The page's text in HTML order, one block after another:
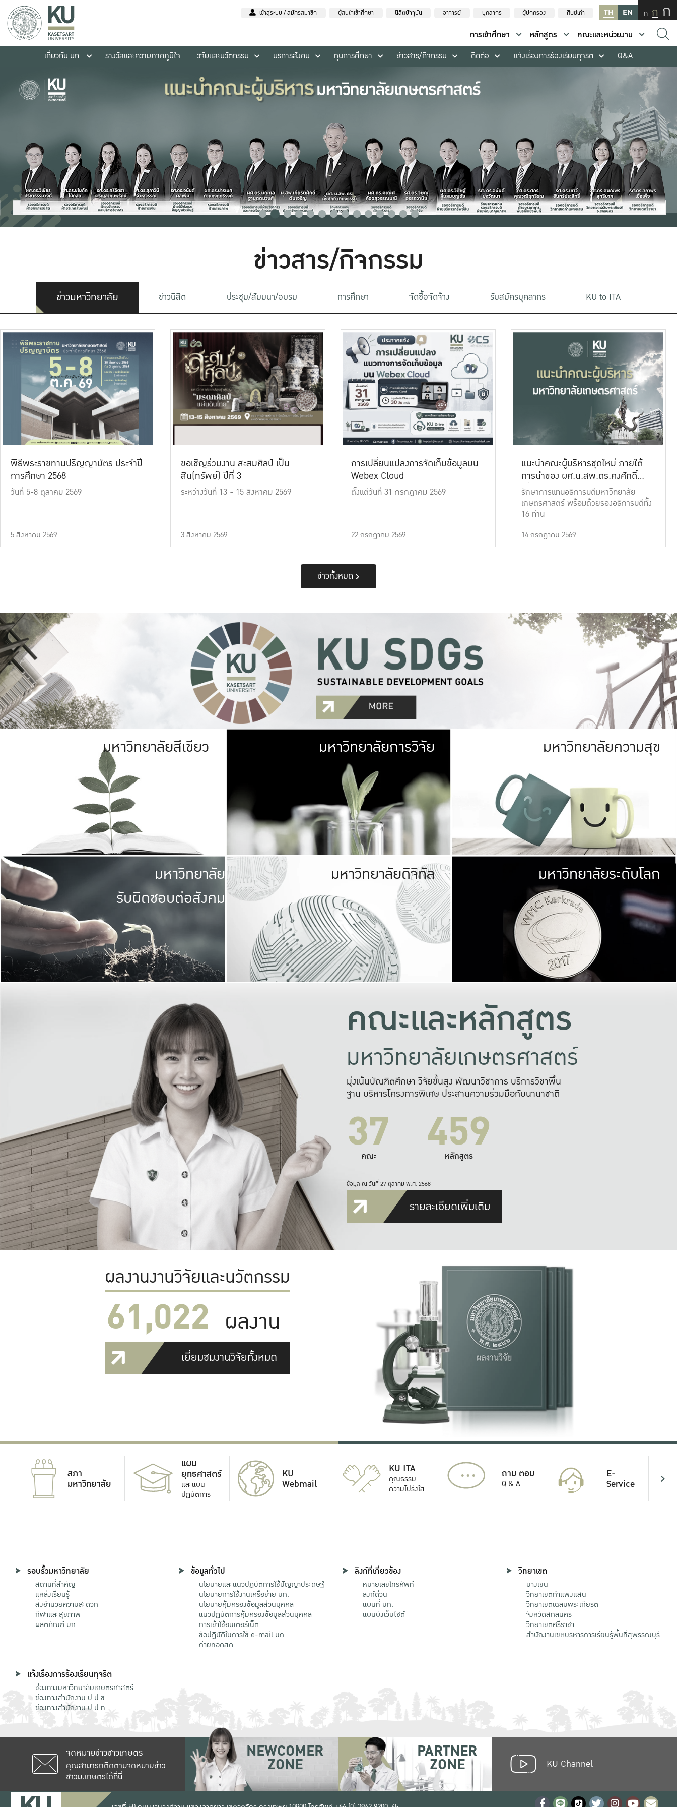
เข้าสู่ระบบ / สมัครสมาชิก ผู้สนใจเข้าศึกษา นิสิตปัจจุบัน อาจารย์ บุคลากร ผู้ปกครอง ศิษย์เก่า TH EN ก ก ก
การเข้าศึกษา หลักสูตร
คณะและหน่วยงาน
เกี่ยวกับ มก.
รางวัลและความภาคภูมิใจ วิจัยและนวัตกรรม บริการสังคม ทุนการศึกษา ข่าวสาร/กิจกรรม ติดต่อ แจ้งเรื่องการร้องเรียนทุจริต Q&A
ข่าวสาร/กิจกรรม
ข่าวมหาวิทยาลัย ข่าวนิสิต ประชุม/สัมมนา/อบรม การศึกษา จัดซื้อจัดจ้าง รับสมัครบุคลากร KU to ITA
พิธีพระราชทานปริญญาบัตร ประจำปี
การศึกษา 2568
วันที่ 5-8 ตุลาคม 2569
5 สิงหาคม 2569
ขอเชิญร่วมงาน สะสมศิลป์ เป็น
สิน(ทรัพย์) ปีที่ 3
ระหว่างวันที่ 13 - 15 สิงหาคม 2569
3 สิงหาคม 2569
การเปลี่ยนแปลงการจัดเก็บข้อมูลบน
Webex Cloud
ตั้งแต่วันที่ 31 กรกฎาคม 2569
22 กรกฎาคม 2569
แนะนำคณะผู้บริหารชุดใหม่ ภายใต้
การนำของ ผศ.น.สพ.ดร.คงศักดิ์
เที่ยงธรรม
รักษาการแทนอธิการบดีมหาวิทยาลัย
เกษตรศาสตร์ พร้อมด้วยรองอธิการบดีทั้ง
16 ท่าน
14 กรกฎาคม 2569
ข่าวทั้งหมด
มหาวิทยาลัยสีเขียว มหาวิทยาลัย
เกษตรศาสตร์ มีพื้นที่เขียวสดใส หนาแน่น
เป็นป่าในเมือง (URBAN FOREST)
เกษตรในเมือง (URBAN AGRICULTURE)
ที่นับรวมกันได้ประมาณ 1,400 ไร่
มหาวิทยาลัยการวิจัย มหาวิทยาลัย
ให้กับประชาชน
มหาวิทยาลัยความสุข
มหาวิทยาลัย
รับผิดชอบต่อสังคม
มหาวิทยาลัยรับผิดชอบต่อสังคม
ร่วมมือกับชุมชน เพื่อความกินดีอยู่ดี
และความสุขอย่างยั่งยืน
มองปัญหาในภาพกว้าง
แก้ไขจากปัญหาจุดเล็กๆ
มหาวิทยาลัยดิจิทัล มหาวิทยา
พร้อมที่จ
และผลักดันในการใช้ระบบส
เพื่อการทำงานแ
มหาวิทยาลัยระดับโลก
คณะและหลักสูตร
มหาวิทยาลัยเกษตรศาสตร์
มุ่งเน้นบัณฑิตศึกษา วิจัยขั้นสูง พัฒนาวิชาการ บริการวิชาพื้น
ฐาน บริหารโครงการพิเศษ ประสานความร่วมมือกับนานาชาติ
37
คณะ 459
หลักสูตร
ข้อมูล ณ วันที่ 27 ตุลาคม พ.ศ. 2568
รายละเอียดเพิ่มเติม
ผลงานงานวิจัยและนวัตกรรม
61,022 ผลงาน
เยี่ยมชมงานวิจัยทั้งหมด
สภา
มหาวิทยาลัย
แผน
ยุทธศาสตร์
และแผน
ปฏิบัติการ
KU
Webmail
KU ITA
คุณธรรม
ความโปร่งใส
... ถาม ตอบ
Q & A
E-
Service
รอบรั้วมหาวิทยาลัย
สถานที่สำคัญ
แหล่งเรียนรู้
สิ่งอำนวยความสะดวก
กีฬาและสุขภาพ
ผลิตภัณฑ์ มก.
ข้อมูลทั่วไป
นโยบายและแนวปฏิบัติการใช้ปัญญาประดิษฐ์
นโยบายการใช้งานเครือข่าย มก.
นโยบายคุ้มครองข้อมูลส่วนบุคคล
แนวปฏิบัติการคุ้มครองข้อมูลส่วนบุคคล
การเข้าใช้อินเตอร์เน็ต
ข้อปฏิบัติในการใช้ e-mail มก.
ถ่ายทอดสด
ลิงก์ที่เกี่ยวข้อง
หมายเลขโทรศัพท์
ลิงก์ด่วน
แผนที่ มก.
แผนผังเว็บไซต์
วิทยาเขต
บางเขน
วิทยาเขตกําแพงแสน
วิทยาเขตเฉลิมพระเกียรติ
จังหวัดสกลนคร
วิทยาเขตศรีราชา
สำนักงานเขตบริหารการเรียนรู้พื้นที่สุพรรณบุรี
แจ้งเรื่องการร้องเรียนทุจริต
ช่องทางมหาวิทยาลัยเกษตรศาสตร์
ช่องทางสำนักงาน ป.ป.ช.
ช่องทางสำนักงาน ป.ป.ท.
จดหมายข่าวชาวเกษตร
คุณสามารถติดตามจดหมายข่าว
ชาวม.เกษตรได้ที่นี่
NEWCOMER
ZONE
PARTNER
ZONE KU Channel